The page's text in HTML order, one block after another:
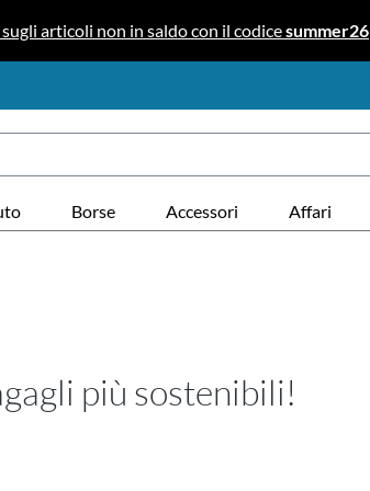
sugli articoli non in saldo con il codicesummer26
Borse Accessori Affari
più sostenibili!